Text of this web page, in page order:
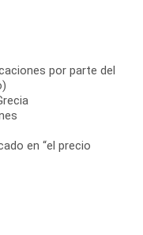
por parte del
en “el precio